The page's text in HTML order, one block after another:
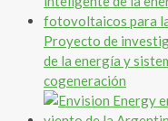
Proyecto de
de la energía y
cogeneración